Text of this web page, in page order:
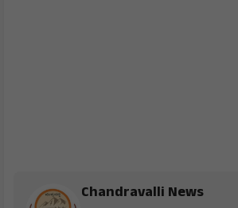
Chandravalli News